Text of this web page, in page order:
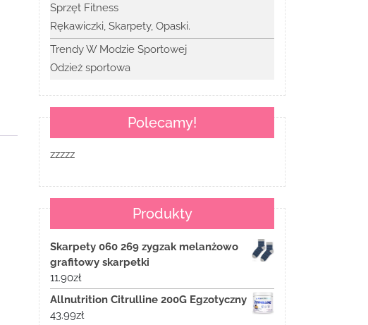
Sprzęt Fitness
Rękawiczki, Skarpety, Opaski.
Trendy W Modzie Sportowej
Odzież sportowa
Polecamy!
zzzzz
Produkty
Skarpety 060 269 zygzak melanżowo
grafitowy skarpetki
11.90zł
Allnutrition Citrulline 200G Egzotyczny
43.99zł